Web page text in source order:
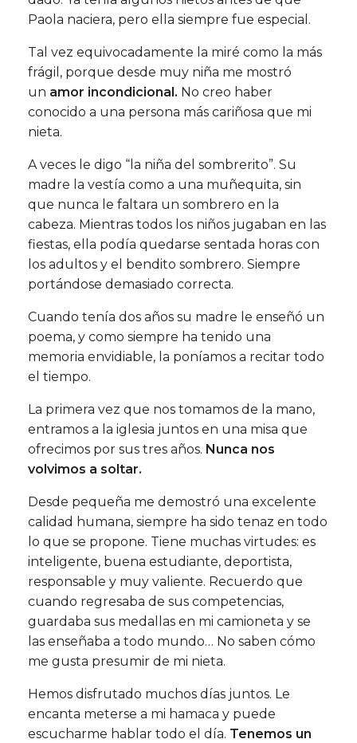
Paola naciera, pero ella siempre fue especial.
Tal vez equivocadamente la miré como la más
frágil, porque desde muy niña me mostró
un amor incondicional. No creo haber
conocido a una persona más cariñosa que mi
nieta.
A veces le digo “la niña del sombrerito”. Su
madre la vestía como a una muñequita, sin
que nunca le faltara un sombrero en la
cabeza. Mientras todos los niños jugaban en las
fiestas, ella podía quedarse sentada horas con
los adultos y el bendito sombrero. Siempre
portándose demasiado correcta.
Cuando tenía dos años su madre le enseñó un
poema, y como siempre ha tenido una
memoria envidiable, la poníamos a recitar todo
el tiempo.
La primera vez que nos tomamos de la mano,
entramos a la iglesia juntos en una misa que
ofrecimos por sus tres años. Nunca nos
volvimos a soltar.
Desde pequeña me demostró una excelente
calidad humana, siempre ha sido tenaz en todo
lo que se propone. Tiene muchas virtudes: es
inteligente, buena estudiante, deportista,
responsable y muy valiente. Recuerdo que
cuando regresaba de sus competencias,
guardaba sus medallas en mi camioneta y se
las enseñaba a todo mundo… No saben cómo
me gusta presumir de mi nieta.
Hemos disfrutado muchos días juntos. Le
encanta meterse a mi hamaca y puede
escucharme hablar todo el día. Tenemos un